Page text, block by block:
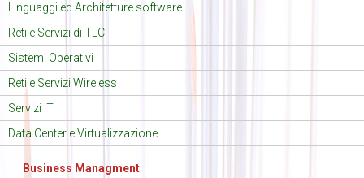
Linguaggi ed Architetture software
Reti e Servizi di TLC
Sistemi Operativi
Reti e Servizi Wireless
Servizi IT
Data Center e Virtualizzazione
Business Managment